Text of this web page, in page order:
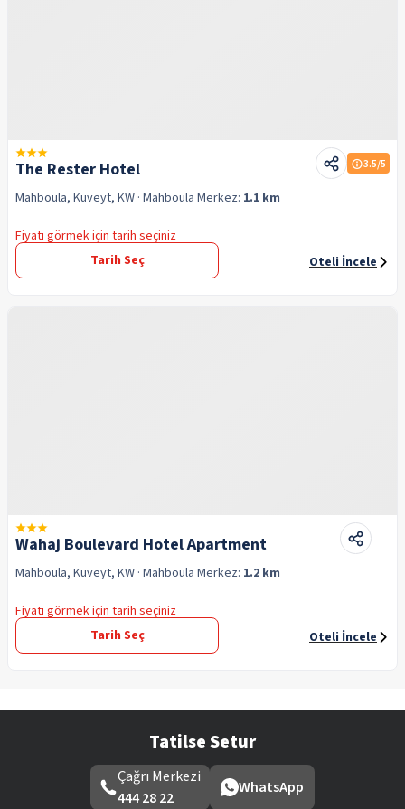
The Rester Hotel 3.5/5
Mahboula, Kuveyt, KW · Mahboula Merkez: 1.1 km
Fiyatı görmek için tarih seçiniz
Tarih Seç
Oteli İncele
Wahaj Boulevard Hotel Apartment
Mahboula, Kuveyt, KW · Mahboula Merkez: 1.2 km
Fiyatı görmek için tarih seçiniz
Tarih Seç
Oteli İncele
Tatilse Setur
Çağrı Merkezi
444 28 22
WhatsApp